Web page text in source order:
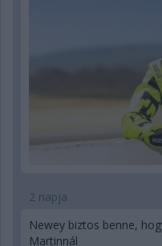
2 napja
Newey biztos benne,
Martinnál